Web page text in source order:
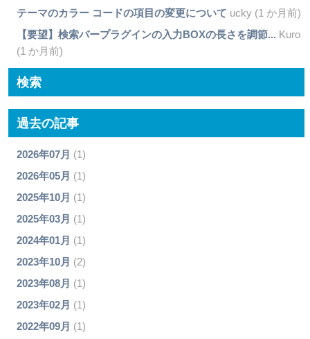
テーマのカラー コードの項目の変更について ucky (1 か月前)
【要望】検索バープラグインの入力BOXの長さを調節... Kuro
(1 か月前)
検索
過去の記事
2026年07月 (1)
2026年05月 (1)
2025年10月 (1)
2025年03月 (1)
2024年01月 (1)
2023年10月 (2)
2023年08月 (1)
2023年02月 (1)
2022年09月 (1)